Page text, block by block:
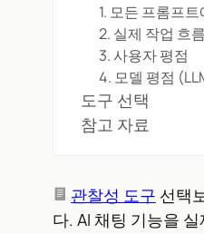
1. 모든 프롬프
2. 실제 작업 흐
3. 사용자 평점
4. 모델 평점
도구 선택
참고 자료
관찰성 도구 선택
다. AI 채팅 기능을